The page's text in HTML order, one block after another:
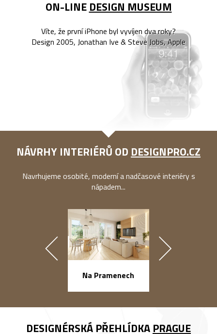
ON-LINE DESIGN MUSEUM
Víte, že první iPhone byl vyvíjen dva roky?
Design 2005, Jonathan Ive & Steve Jobs, Apple
NÁVRHY INTERIÉRŮ OD DESIGNPRO.CZ
Navrhujeme osobité, moderní a nadčasové interiéry s
nápadem...
Na Pramenech
DESIGNÉRSKÁ PŘEHLÍDKA PRAGUE